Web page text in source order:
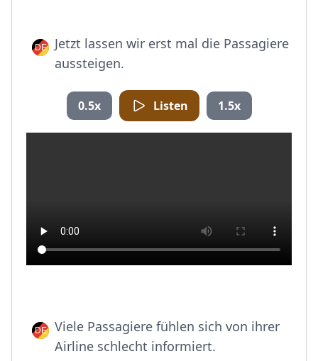
Jetzt lassen wir erst mal die Passagiere
aussteigen.
0.5x Listen 1.5x
Viele Passagiere fühlen sich von ihrer
Airline schlecht informiert.